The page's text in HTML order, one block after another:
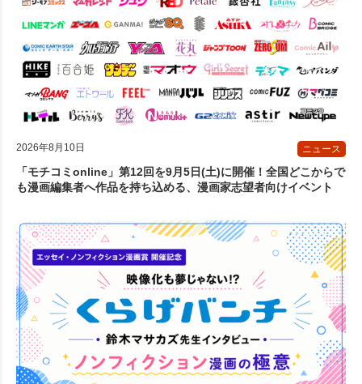
2026年8月10日 ニュース
「モチコミonline」第12回を9月5日(土)に開催！全国どこからで
も漫画編集者へ作品を持ち込める、漫画家志望者向けイベント